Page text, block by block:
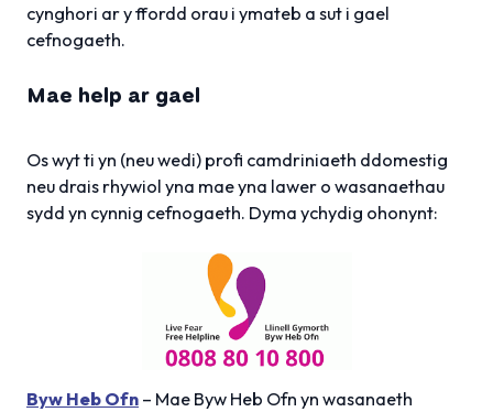
cynghori ar y ffordd orau i ymateb a sut i gael
cefnogaeth.
Mae help ar gael
Os wyt ti yn (neu wedi) profi camdriniaeth ddomestig
neu drais rhywiol yna mae yna lawer o wasanaethau
sydd yn cynnig cefnogaeth. Dyma ychydig ohonynt:
Byw Heb Ofn – Mae Byw Heb Ofn yn wasanaeth